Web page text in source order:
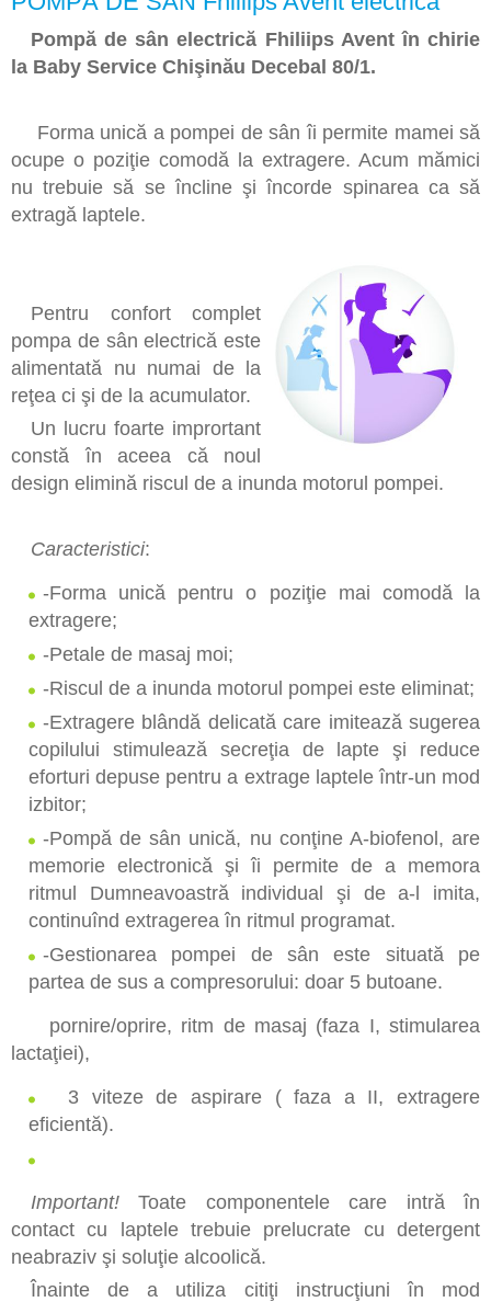
Pompă de sân electrică Fhiliips Avent în chirie
la Baby Service Chişinău Decebal 80/1.
Forma unică a pompei de sân îi permite mamei să
ocupe o poziţie comodă la extragere. Acum mămici
nu trebuie să se încline şi încorde spinarea ca să
extragă laptele.
Pentru confort complet
pompa de sân electrică este
alimentată nu numai de la
reţea ci şi de la acumulator.
Un lucru foarte imprortant
constă în aceea că noul
design elimină riscul de a inunda motorul pompei.
Caracteristici:
-Forma unică pentru o poziţie mai comodă la
extragere;
-Petale de masaj moi;
-Riscul de a inunda motorul pompei este eliminat;
-Extragere blândă delicată care imitează sugerea
copilului stimulează secreţia de lapte şi reduce
eforturi depuse pentru a extrage laptele într-un mod
izbitor;
-Pompă de sân unică, nu conţine A-biofenol, are
memorie electronică şi îi permite de a memora
ritmul Dumneavoastră individual şi de a-l imita,
continuînd extragerea în ritmul programat.
-Gestionarea pompei de sân este situată pe
partea de sus a compresorului: doar 5 butoane.
pornire/oprire, ritm de masaj (faza I, stimularea
lactaţiei),
3 viteze de aspirare ( faza a II, extragere
eficientă).
Important! Toate componentele care intră în
contact cu laptele trebuie prelucrate cu detergent
neabraziv şi soluţie alcoolică.
Înainte de a utiliza citiţi instrucţiuni în mod